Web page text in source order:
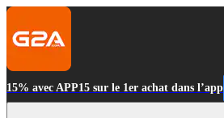
15% avec APP15 sur le 1er achat dans l’app